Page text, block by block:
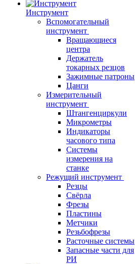
Инструмент
Вспомогательный
инструмент
Вращающиеся
центра
Держатель
токарных резцов
Зажимные патроны
Цанги
Измерительный
инструмент
Штангенциркули
Микрометры
Индикаторы
часового типа
Системы
измерения на
станке
Режущий инструмент
Резцы
Свёрла
Фрезы
Пластины
Метчики
Резьбофрезы
Расточные системы
Запасные части для
РИ